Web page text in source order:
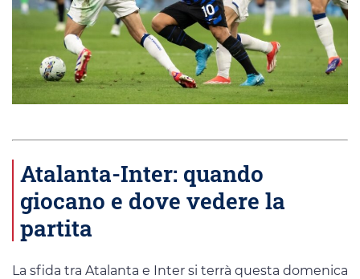
Atalanta-Inter: quando
giocano e dove vedere la
partita
La sfida tra Atalanta e Inter si terrà questa domenica